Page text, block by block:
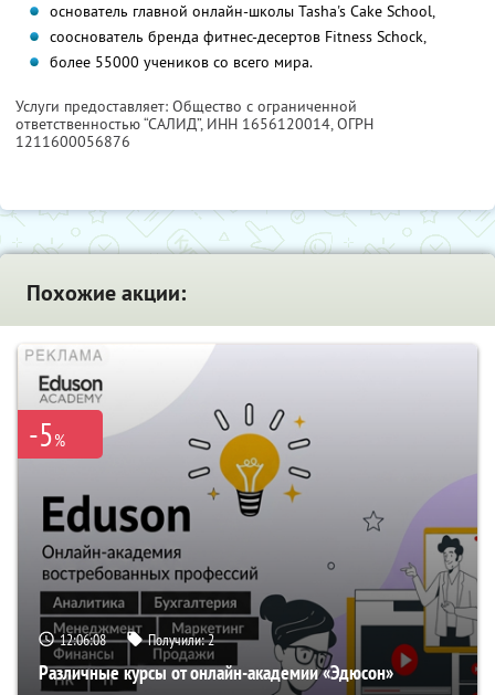
основатель главной онлайн-школы Tasha's Cake School,
сооснователь бренда фитнес-десертов Fitness Schock,
более 55000 учеников со всего мира.
Услуги предоставляет: Общество с ограниченной
ответственностью “САЛИД”, ИНН 1656120014, ОГРН
1211600056876
Похожие акции:
-5%
12:06:07 Получили:2
Различные курсы от онлайн-академии «Эдюсон»